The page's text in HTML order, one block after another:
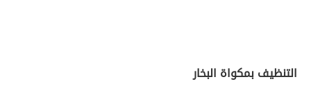
التنظيف بمكواة البخار